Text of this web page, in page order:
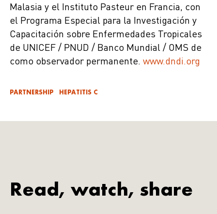
Malasia y el Instituto Pasteur en Francia, con
el Programa Especial para la Investigación y
Capacitación sobre Enfermedades Tropicales
de UNICEF / PNUD / Banco Mundial / OMS de
como observador permanente. www.dndi.org
PARTNERSHIP HEPATITIS C
Read, watch, share